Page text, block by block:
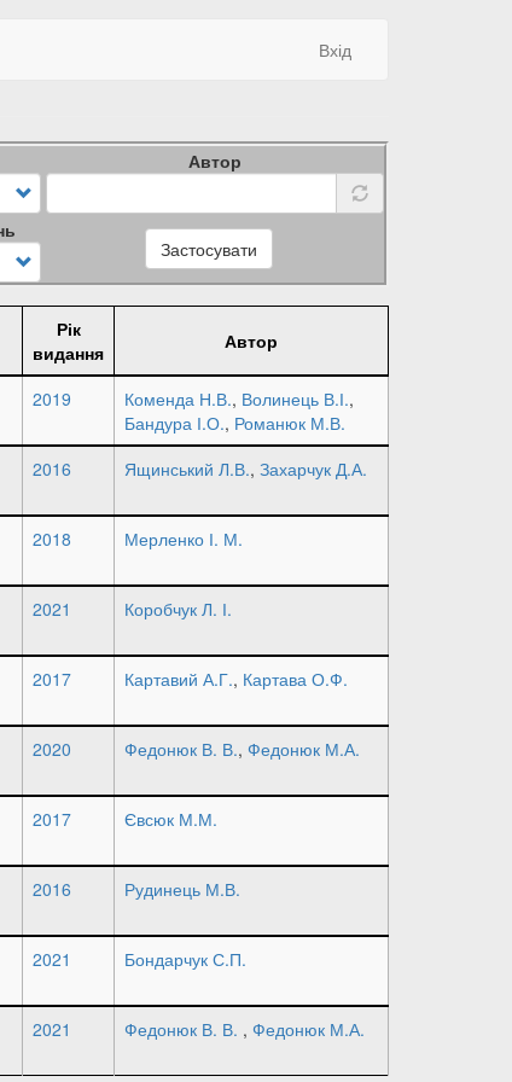
Вхід
Автор
Застосувати
Рік
видання
Автор
2019 Коменда Н.В., Волинець В.І.,
Бандура І.О., Романюк М.В.
2016 Ящинський Л.В., Захарчук Д.А.
2018 Мерленко І. М.
2021 Коробчук Л. І.
2017 Картавий А.Г., Картава О.Ф.
2020 Федонюк В. В., Федонюк М.А.
2017 Євсюк М.М.
2016 Рудинець М.В.
2021 Бондарчук С.П.
2021 Федонюк В. В. , Федонюк М.А.